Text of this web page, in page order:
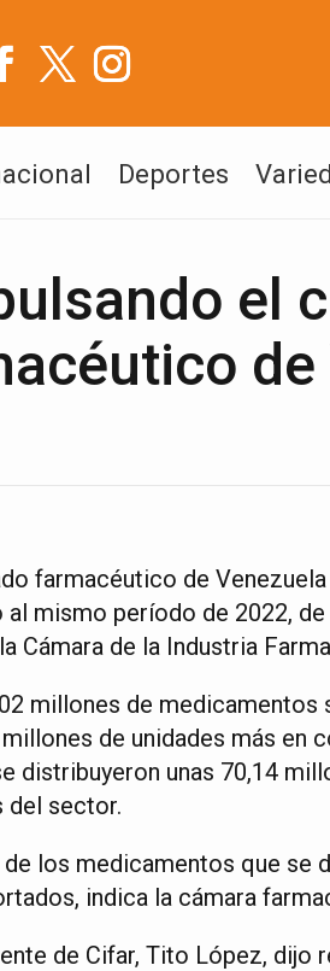
Deportes
el
de
farmacéutico de
al mismo período de 2022,
Cámara de la Industria
millones de
de unidades más en
distribuyeron unas 70,14
del sector.
de los medicamentos que se
indica la cámara
de Cifar, Tito López, dijo